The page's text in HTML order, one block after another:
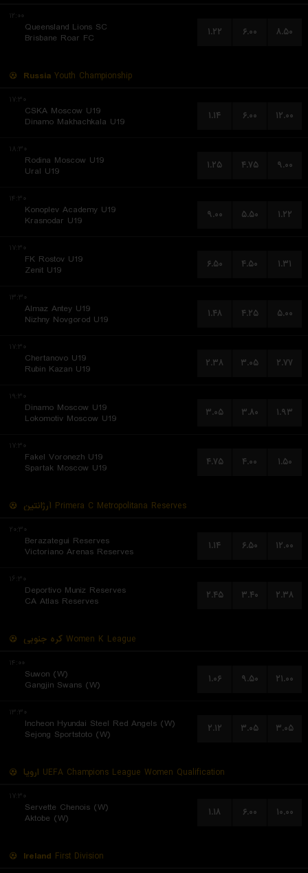
۱۲:۰۰
Queensland Lions SC
Brisbane Roar FC
۱.۲۲ ۶.۰۰ ۸.۵۰
Russia Youth Championship
۱۷:۳۰
CSKA Moscow U19
Dinamo Makhachkala U19
۱.۱۴ ۶.۰۰ ۱۲.۰۰
۱۸:۳۰
Rodina Moscow U19
Ural U19
۱.۲۵ ۴.۷۵ ۹.۰۰
۱۴:۳۰
Konoplev Academy U19
Krasnodar U19
۹.۰۰ ۵.۵۰ ۱.۲۲
۱۷:۳۰
FK Rostov U19
Zenit U19
۶.۵۰ ۴.۵۰ ۱.۳۱
۱۳:۳۰
Almaz Antey U19
Nizhny Novgorod U19
۱.۴۸ ۴.۲۵ ۵.۰۰
۱۷:۳۰
Chertanovo U19
Rubin Kazan U19
۲.۳۸ ۳.۰۵ ۲.۷۷
۱۹:۳۰
Dinamo Moscow U19
Lokomotiv Moscow U19
۳.۰۵ ۳.۸۰ ۱.۹۳
۱۷:۳۰
Fakel Voronezh U19
Spartak Moscow U19
۴.۷۵ ۴.۰۰ ۱.۵۰
آرژانتین Primera C Metropolitana Reserves
۲۰:۳۰
Berazategui Reserves
Victoriano Arenas Reserves
۱.۱۴ ۶.۵۰ ۱۲.۰۰
۱۶:۳۰
Deportivo Muniz Reserves
CA Atlas Reserves
۲.۴۵ ۳.۴۰ ۲.۳۸
کره جنوبی Women K League
۱۴:۰۰
Suwon (W)
Gangjin Swans (W)
۱.۰۶ ۹.۵۰ ۲۱.۰۰
۱۳:۳۰
Incheon Hyundai Steel Red Angels (W)
Sejong Sportstoto (W)
۲.۱۲ ۳.۰۵ ۳.۰۵
اروپا UEFA Champions League Women Qualification
۱۷:۳۰
Servette Chenois (W)
Aktobe (W)
۱.۱۸ ۶.۰۰ ۱۰.۰۰
Ireland First Division